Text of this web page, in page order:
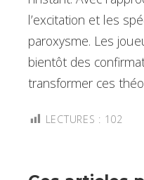
l’excitation et les
paroxysme. Les
bientôt des
transformer ces
LECTURES : 102